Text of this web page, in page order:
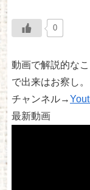
0
動画で解説的な
で出来はお察し。
チャンネル→
最新動画